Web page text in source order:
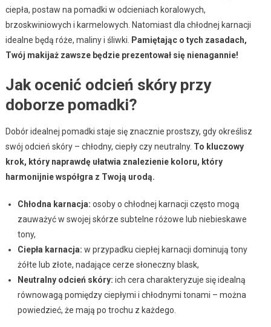
ciepła, postaw na pomadki w odcieniach koralowych,
brzoskwiniowych i karmelowych. Natomiast dla chłodnej karnacji
idealne będą róże, maliny i śliwki.
Pamiętając o tych zasadach,
Twój makijaż zawsze będzie prezentował się nienagannie!
Jak ocenić odcień skóry przy
doborze pomadki?
Dobór idealnej pomadki staje się znacznie prostszy, gdy określisz
swój odcień skóry – chłodny, ciepły czy neutralny. To kluczowy
krok, który naprawdę ułatwia znalezienie koloru, który
harmonijnie współgra z Twoją urodą.
Chłodna karnacja: osoby o chłodnej karnacji często mogą
zauważyć w swojej skórze subtelne różowe lub niebieskawe
tony,
Ciepła karnacja: w przypadku ciepłej karnacji dominują tony
żółte lub złote, nadające cerze słoneczny blask,
Neutralny odcień skóry: ich cera charakteryzuje się idealną
równowagą pomiędzy ciepłymi i chłodnymi tonami – można
powiedzieć, że mają po trochu z każdego.